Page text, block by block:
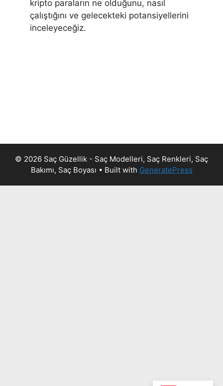
kripto paraların ne olduğunu, nasıl
çalıştığını ve gelecekteki potansiyellerini
inceleyeceğiz.
© 2026 Saç Güzellik - Saç Modelleri, Saç Renkleri, Saç
Bakımı, Saç Boyası • Built with GeneratePress